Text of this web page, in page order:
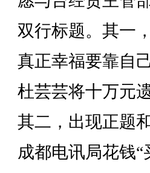
双行标题。其一
真正幸福要靠自
杜芸芸将十万元
其二，出现正题
成都电讯局花钱